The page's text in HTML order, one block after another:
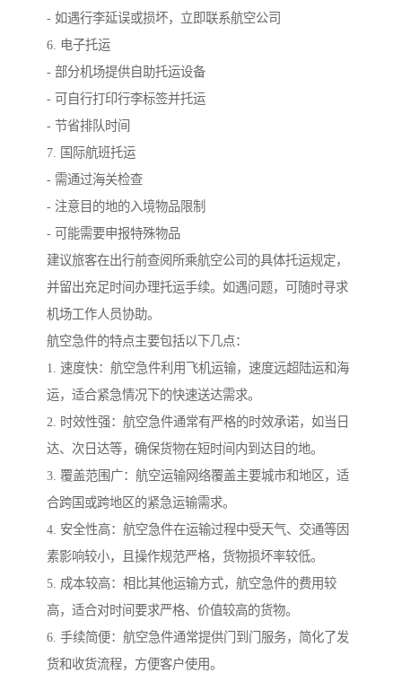
- 如遇行李延误或损坏，立即联系航空公司
6. 电子托运
- 部分机场提供自助托运设备
- 可自行打印行李标签并托运
- 节省排队时间
7. 国际航班托运
- 需通过海关检查
- 注意目的地的入境物品限制
- 可能需要申报特殊物品
建议旅客在出行前查阅所乘航空公司的具体托运规定，
并留出充足时间办理托运手续。如遇问题，可随时寻求
机场工作人员协助。
航空急件的特点主要包括以下几点：
1. 速度快：航空急件利用飞机运输，速度远超陆运和海
运，适合紧急情况下的快速送达需求。
2. 时效性强：航空急件通常有严格的时效承诺，如当日
达、次日达等，确保货物在短时间内到达目的地。
3. 覆盖范围广：航空运输网络覆盖主要城市和地区，适
合跨国或跨地区的紧急运输需求。
4. 安全性高：航空急件在运输过程中受天气、交通等因
素影响较小，且操作规范严格，货物损坏率较低。
5. 成本较高：相比其他运输方式，航空急件的费用较
高，适合对时间要求严格、价值较高的货物。
6. 手续简便：航空急件通常提供门到门服务，简化了发
货和收货流程，方便客户使用。